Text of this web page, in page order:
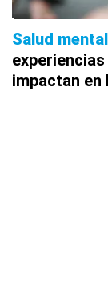
Salud mental
impactan